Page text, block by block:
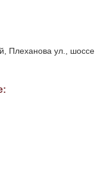
Плеханова ул., шоссе
: